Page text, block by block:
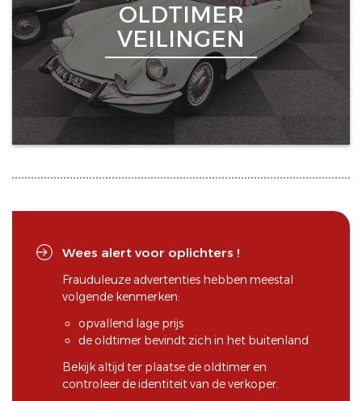
OLDTIMER
VEILINGEN
Wees alert voor oplichters !
Frauduleuze advertenties hebben meestal
volgende kenmerken:
opvallend lage prijs
de oldtimer bevindt zich in het buitenland
Bekijk altijd ter plaatse de oldtimer en
controleer de identiteit van de verkoper.